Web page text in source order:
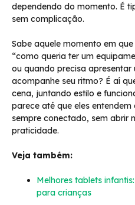
dependendo do momento. É
sem complicação.
Sabe aquele momento em
“como queria ter um
ou quando precisa
acompanhe seu ritmo? É aí
cena, juntando estilo e
parece até que eles
sempre conectado, sem abrir
praticidade.
Veja também:
Melhores tablets
para crianças